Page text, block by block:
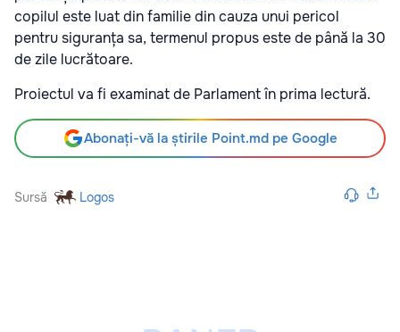
copilul este luat din familie din cauza unui pericol
pentru siguranța sa, termenul propus este de până la 30
de zile lucrătoare.
Proiectul va fi examinat de Parlament în prima lectură.
Abonați-vă la știrile Point.md pe Google
Sursă Logos